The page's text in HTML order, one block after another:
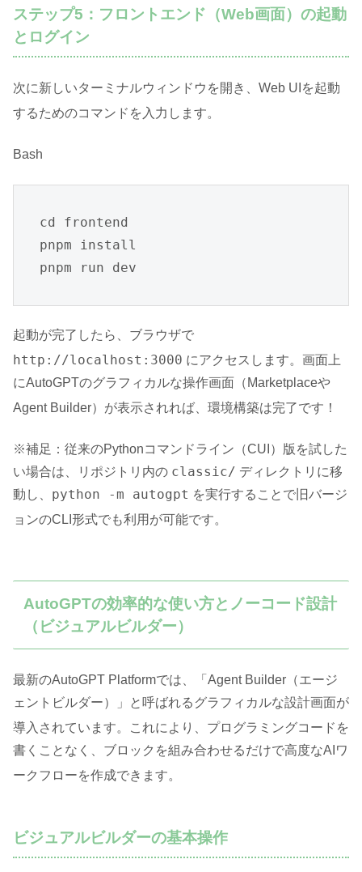
ステップ5：フロントエンド（Web画面）の起動
とログイン
次に新しいターミナルウィンドウを開き、Web UIを起動
するためのコマンドを入力します。
Bash
cd frontend
pnpm install
pnpm run dev
起動が完了したら、ブラウザで
http://localhost:3000 にアクセスします。画面上
にAutoGPTのグラフィカルな操作画面（Marketplaceや
Agent Builder）が表示されれば、環境構築は完了です ！
※補足：従来のPythonコマンドライン（CUI）版を試した
い場合は、リポジトリ内の classic/ ディレクトリに移
動し、 python -m autogpt を実行することで旧バージ
ョンのCLI形式でも利用が可能です。
AutoGPTの効率的な使い方とノーコード設計
（ビジュアルビルダー）
最新のAutoGPT Platformでは、「Agent Builder（エージ
ェントビルダー）」と呼ばれるグラフィカルな設計画面が
導入されています。これにより、プログラミングコードを
書くことなく、ブロックを組み合わせるだけで高度なAIワ
ークフローを作成できます。
ビジュアルビルダーの基本操作